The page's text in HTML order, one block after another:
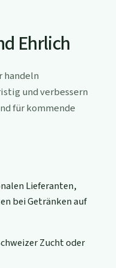
Ehrlich
handeln
und verbessern
für kommende
Lieferanten,
bei Getränken auf
Zucht oder